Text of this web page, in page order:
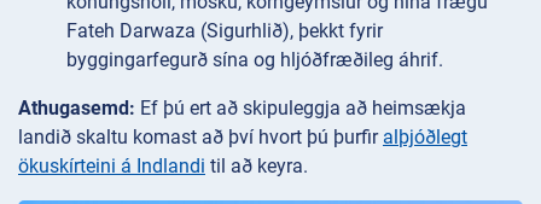
Fateh Darwaza (Sigurhlið), þekkt fyrir
byggingarfegurð sína og hljóðfræðileg áhrif.
Athugasemd: Ef þú ert að skipuleggja að heimsækja
landið skaltu komast að því hvort þú þurfir alþjóðlegt
ökuskírteini á Indlandi til að keyra.